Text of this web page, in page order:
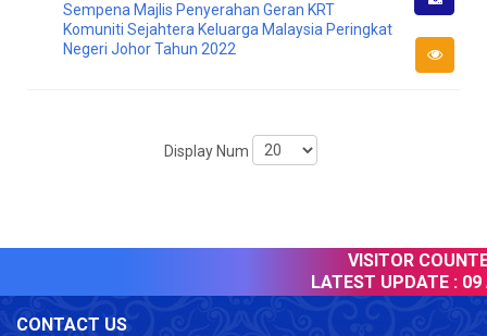
Sempena Majlis Penyerahan Geran KRT
Komuniti Sejahtera Keluarga Malaysia Peringkat
Negeri Johor Tahun 2022
Display Num
VISITOR
LATEST UPDATE : 09
CONTACT US